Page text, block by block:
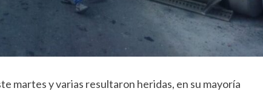
martes y varias resultaron heridas, en su mayoría